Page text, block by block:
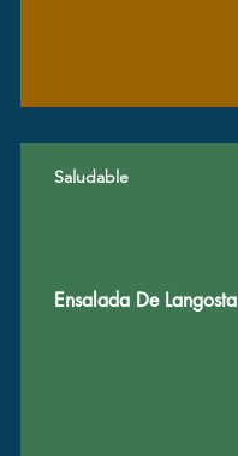
Saludable
Ensalada De Langosta